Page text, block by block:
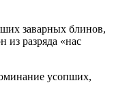
заварных блинов,
из разряда «нас
усопших,